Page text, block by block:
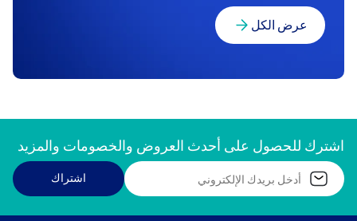
عرض الكل
اشترك للحصول على أحدث العروض والخصومات والمزيد
اشتراك